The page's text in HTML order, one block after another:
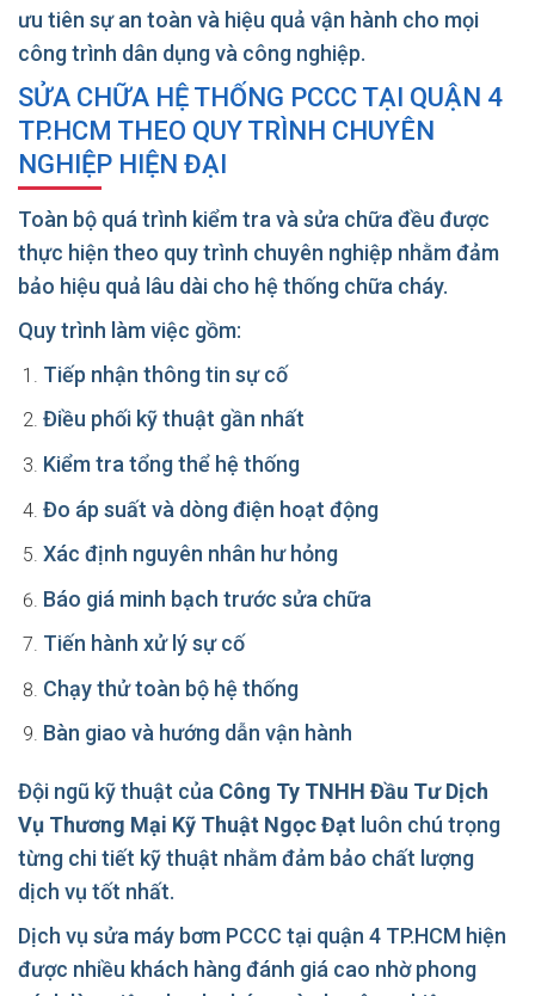
ưu tiên sự an toàn và hiệu quả vận hành cho mọi
công trình dân dụng và công nghiệp.
SỬA CHỮA HỆ THỐNG PCCC TẠI QUẬN 4
TP.HCM THEO QUY TRÌNH CHUYÊN
NGHIỆP HIỆN ĐẠI
Toàn bộ quá trình kiểm tra và sửa chữa đều được
thực hiện theo quy trình chuyên nghiệp nhằm đảm
bảo hiệu quả lâu dài cho hệ thống chữa cháy.
Quy trình làm việc gồm:
Tiếp nhận thông tin sự cố
Điều phối kỹ thuật gần nhất
Kiểm tra tổng thể hệ thống
Đo áp suất và dòng điện hoạt động
Xác định nguyên nhân hư hỏng
Báo giá minh bạch trước sửa chữa
Tiến hành xử lý sự cố
Chạy thử toàn bộ hệ thống
Bàn giao và hướng dẫn vận hành
Đội ngũ kỹ thuật của Công Ty TNHH Đầu Tư Dịch
Vụ Thương Mại Kỹ Thuật Ngọc Đạt luôn chú trọng
từng chi tiết kỹ thuật nhằm đảm bảo chất lượng
dịch vụ tốt nhất.
Dịch vụ sửa máy bơm PCCC tại quận 4 TP.HCM hiện
được nhiều khách hàng đánh giá cao nhờ phong